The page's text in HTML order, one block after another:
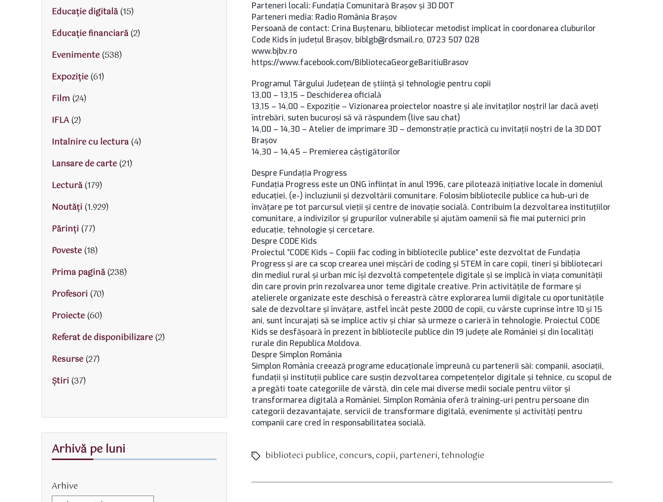
Parteneri locali: Fundația Comunitară Brașov și 3D DOT
Parteneri media: Radio România Brașov
Persoană de contact: Crina Buștenaru, bibliotecar metodist implicat în coordonarea cluburilor
Code Kids în județul Brașov, biblgb@rdsmail.ro, 0723 507 028
www.bjbv.ro
https://www.facebook.com/BibliotecaGeorgeBaritiuBrasov
Programul Târgului Județean de știință și tehnologie pentru copii
13,00 – 13,15 – Deschiderea oficială
13,15 – 14,00 – Expoziție – Vizionarea proiectelor noastre și ale invitaților noștri! Iar dacă aveți
întrebări, suten bucuroși să vă răspundem (live sau chat)
14,00 – 14,30 – Atelier de imprimare 3D – demonstrație practică cu invitații noștri de la 3D DOT
Brașov
14,30 – 14,45 – Premierea câștigătorilor
Despre Fundația Progress
Fundația Progress este un ONG înființat în anul 1996, care pilotează inițiative locale în domeniul
educației, (e-) incluziunii și dezvoltării comunitare. Folosim bibliotecile publice ca hub-uri de
învățare pe tot parcursul vieții și centre de inovație socială. Contribuim la dezvoltarea instituțiilor
comunitare, a indivizilor și grupurilor vulnerabile și ajutăm oamenii să fie mai puternici prin
educație, tehnologie și cercetare.
Despre CODE Kids
Proiectul ”CODE Kids – Copiii fac coding în bibliotecile publice” este dezvoltat de Fundația
Progress și are ca scop crearea unei mișcări de coding și STEM în care copii, tineri și bibliotecari
din mediul rural și urban mic își dezvoltă competențele digitale și se implică în viața comunității
din care provin prin rezolvarea unor teme digitale creative. Prin activitățile de formare și
atelierele organizate este deschisă o fereastră către explorarea lumii digitale cu oportunitățile
sale de dezvoltare și învățare, astfel încât peste 2000 de copii, cu vârste cuprinse între 10 și 15
ani, sunt încurajați să se implice activ și chiar să urmeze o carieră în tehnologie. Proiectul CODE
Kids se desfășoară în prezent în bibliotecile publice din 19 județe ale României și din localități
rurale din Republica Moldova.
Despre Simplon România
Simplon România creează programe educaționale împreună cu partenerii săi: companii, asociații,
fundații și instituții publice care susțin dezvoltarea competențelor digitale și tehnice, cu scopul de
a pregăti toate categoriile de vârstă, din cele mai diverse medii sociale pentru viitor și
transformarea digitală a României. Simplon România oferă training-uri pentru persoane din
categorii dezavantajate, servicii de transformare digitală, evenimente și activități pentru
companii care cred în responsabilitatea socială.
Etichete
biblioteci publice,concurs,copii, parteneri,tehnologie
Educaţie digitală(15)
Educaţie financiară(2)
Evenimente(538)
Expoziție(61)
Film (24)
IFLA(2)
Intalnire cu lectura(4)
Lansare de carte(21)
Lectură(179)
Noutăți (1.929)
Părinţi (77)
Poveste(18)
Prima pagină(238)
Profesori (70)
Proiecte(60)
Referat de disponibilizare(2)
Resurse(27)
Știri (37)
Arhivă pe luni
Arhive